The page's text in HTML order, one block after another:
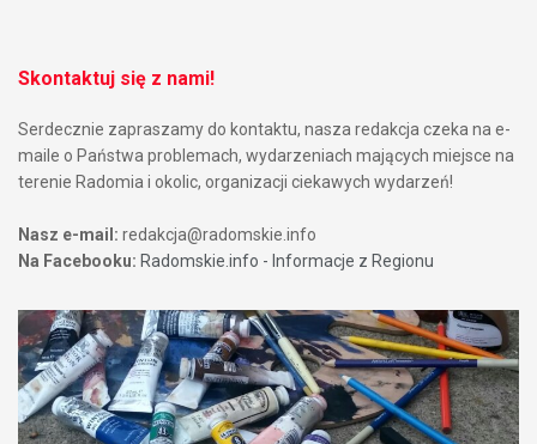
Skontaktuj się z nami!
Serdecznie zapraszamy do kontaktu, nasza redakcja czeka na e-
maile o Państwa problemach, wydarzeniach mających miejsce na
terenie Radomia i okolic, organizacji ciekawych wydarzeń!
Nasz e-mail: redakcja@radomskie.info
Na Facebooku: Radomskie.info - Informacje z Regionu